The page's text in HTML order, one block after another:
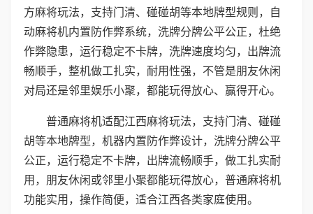
方麻将玩法，支持门清、碰碰胡等本地牌型规则，自
动麻将机内置防作弊系统，洗牌分牌公平公正，杜绝
作弊隐患，运行稳定不卡牌，洗牌速度均匀，出牌流
畅顺手，整机做工扎实，耐用性强，不管是朋友休闲
对局还是邻里娱乐小聚，都能玩得放心、赢得开心。
普通麻将机适配江西麻将玩法，支持门清、碰碰
胡等本地牌型，机器内置防作弊设计，洗牌分牌公平
公正，运行稳定不卡牌，出牌流畅顺手，做工扎实耐
用，朋友休闲或邻里小聚都能玩得放心，普通麻将机
功能实用，操作简便，适合江西各类家庭使用。